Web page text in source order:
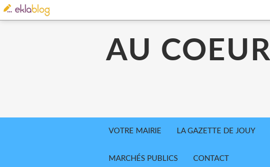
AU
VOTRE MAIRIE LA GAZETTE DE JOUY
MARCHÉS PUBLICS CONTACT